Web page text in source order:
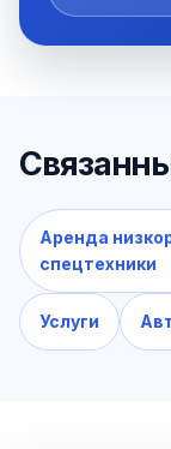
Аренда
спецтехники
Услуги